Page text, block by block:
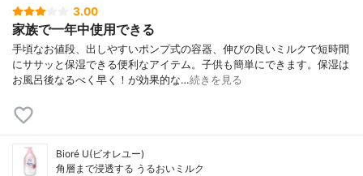
3.00
家族で一年中使用できる
手頃なお値段、出しやすいポンプ式の容器、伸びの良いミルクで短時間
にササッと保湿できる便利なアイテム。子供も簡単にできます。保湿は
お風呂後なるべく早く！が効果的な…続きを見る
Bioré U(ビオレユー)
角層まで浸透する うるおいミルク